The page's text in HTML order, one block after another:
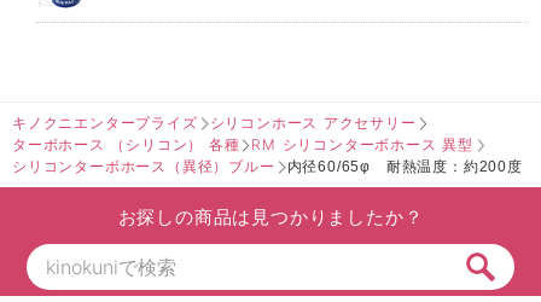
キノクニエンタープライズ
シリコンホース アクセサリー
ターボホース （シリコン） 各種
RM シリコンターボホース 異型
シリコンターボホース（異径）ブルー
内径60/65φ 耐熱温度：約200度
お探しの商品は見つかりましたか？